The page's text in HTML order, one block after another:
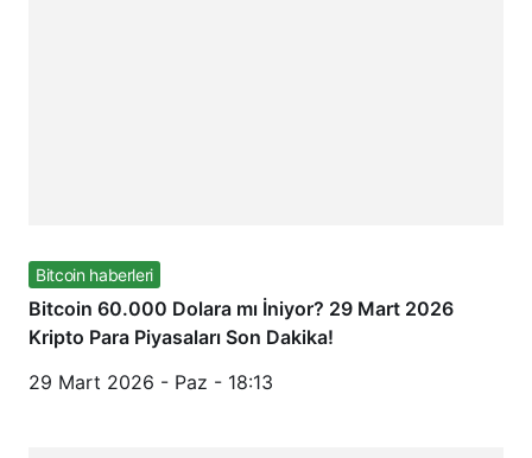
Bitcoin haberleri
Bitcoin 60.000 Dolara mı İniyor? 29 Mart 2026
Kripto Para Piyasaları Son Dakika!
29 Mart 2026 - Paz - 18:13